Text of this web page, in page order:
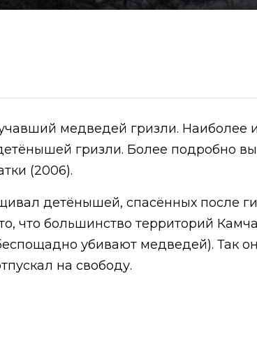
медведей гризли. Наиболее
гризли. Более подробно вы
(2006).
детёнышей, спасённых после
что большинство территорий
убивают медведей). Так
на свободу.